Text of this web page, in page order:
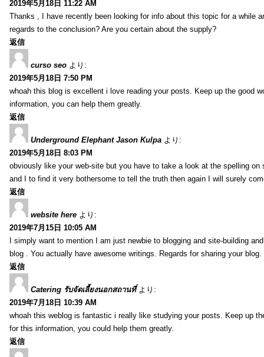
2019年5月18日 11:22 AM
Thanks , I have recently been looking for info about this topic for a while
regards to the conclusion? Are you certain about the supply?
返信
curso seo より:
2019年5月18日 7:50 PM
whoah this blog is excellent i love reading your posts. Keep up the good
information, you can help them greatly.
返信
Underground Elephant Jason Kulpa より:
2019年5月18日 8:03 PM
obviously like your web-site but you have to take a look at the spelling
and I to find it very bothersome to tell the truth then again I will surely
返信
website here より:
2019年7月15日 10:05 AM
I simply want to mention I am just newbie to blogging and site-building
blog . You actually have awesome writings. Regards for sharing your blog.
返信
Catering รับจัดเลี้ยงนอกสถานที่ より:
2019年7月18日 10:39 AM
whoah this weblog is fantastic i really like studying your posts. Keep up
for this information, you could help them greatly.
返信